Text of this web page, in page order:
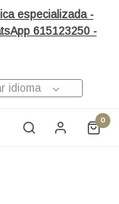
especializada -
615123250 -
idioma
0